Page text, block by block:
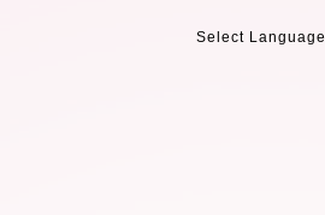
Select Language